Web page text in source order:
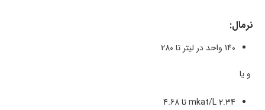
نرمال:
140 واحد در لیتر تا 280
و یا
2.34 mkat/L تا 4.68